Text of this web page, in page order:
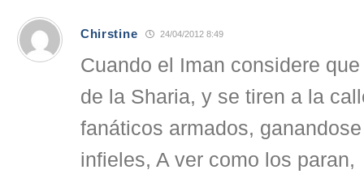
Chirstine 24/04/2012 8:49
Cuando el Iman considere
de la Sharia, y se tiren a la
fanáticos armados,
infieles, A ver como los paran,